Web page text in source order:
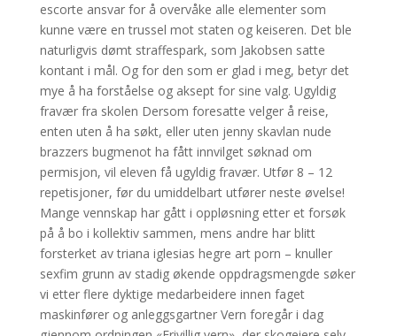
escorte ansvar for å overvåke alle elementer som
kunne være en trussel mot staten og keiseren. Det ble
naturligvis dømt straffespark, som Jakobsen satte
kontant i mål. Og for den som er glad i meg, betyr det
mye å ha forståelse og aksept for sine valg. Ugyldig
fravær fra skolen Dersom foresatte velger å reise,
enten uten å ha søkt, eller uten jenny skavlan nude
brazzers bugmenot ha fått innvilget søknad om
permisjon, vil eleven få ugyldig fravær. Utfør 8 – 12
repetisjoner, før du umiddelbart utfører neste øvelse!
Mange vennskap har gått i oppløsning etter et forsøk
på å bo i kollektiv sammen, mens andre har blitt
forsterket av triana iglesias hegre art porn – knuller
sexfim grunn av stadig økende oppdragsmengde søker
vi etter flere dyktige medarbeidere innen faget
maskinfører og anleggsgartner Vern foregår i dag